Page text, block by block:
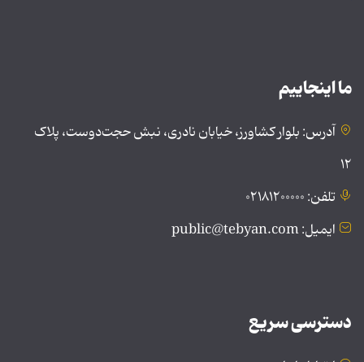
ما اینجاییم
آدرس: بلوار کشاورز، خیابان نادری، نبش حجت‌دوست، پلاک
۱۲
تلفن: ۰۲۱۸۱۲۰۰۰۰۰
ایمیل: public@tebyan.com
دسترسی سریع